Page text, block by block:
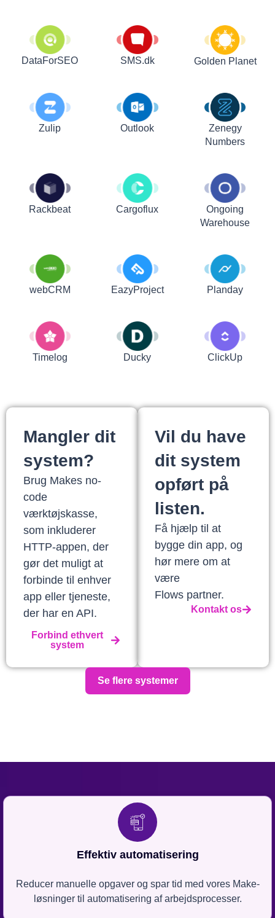
DataForSEO SMS.dk Golden Planet
Zulip Outlook
Zenegy
Numbers
Rackbeat Cargoflux
Ongoing
Warehouse
webCRM EazyProject Planday
Timelog Ducky ClickUp
Mangler dit
system?
Brug Makes no-
code
værktøjskasse,
som inkluderer
HTTP-appen, der
gør det muligt at
forbinde til enhver
app eller tjeneste,
der har en API.
Forbind ethvert
system
Vil du have
dit system
opført på
listen.
Få hjælp til at
bygge din app, og
hør mere om at
være
Flows partner.
Kontakt os
Se flere systemer
Effektiv automatisering
Reducer manuelle opgaver og spar tid med vores Make-
løsninger til automatisering af arbejdsprocesser.